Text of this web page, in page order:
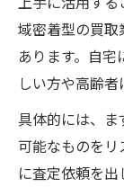
域密着型の買
あります。自
しい方や高齢者
具体的には、
可能なものを
に査定依頼を